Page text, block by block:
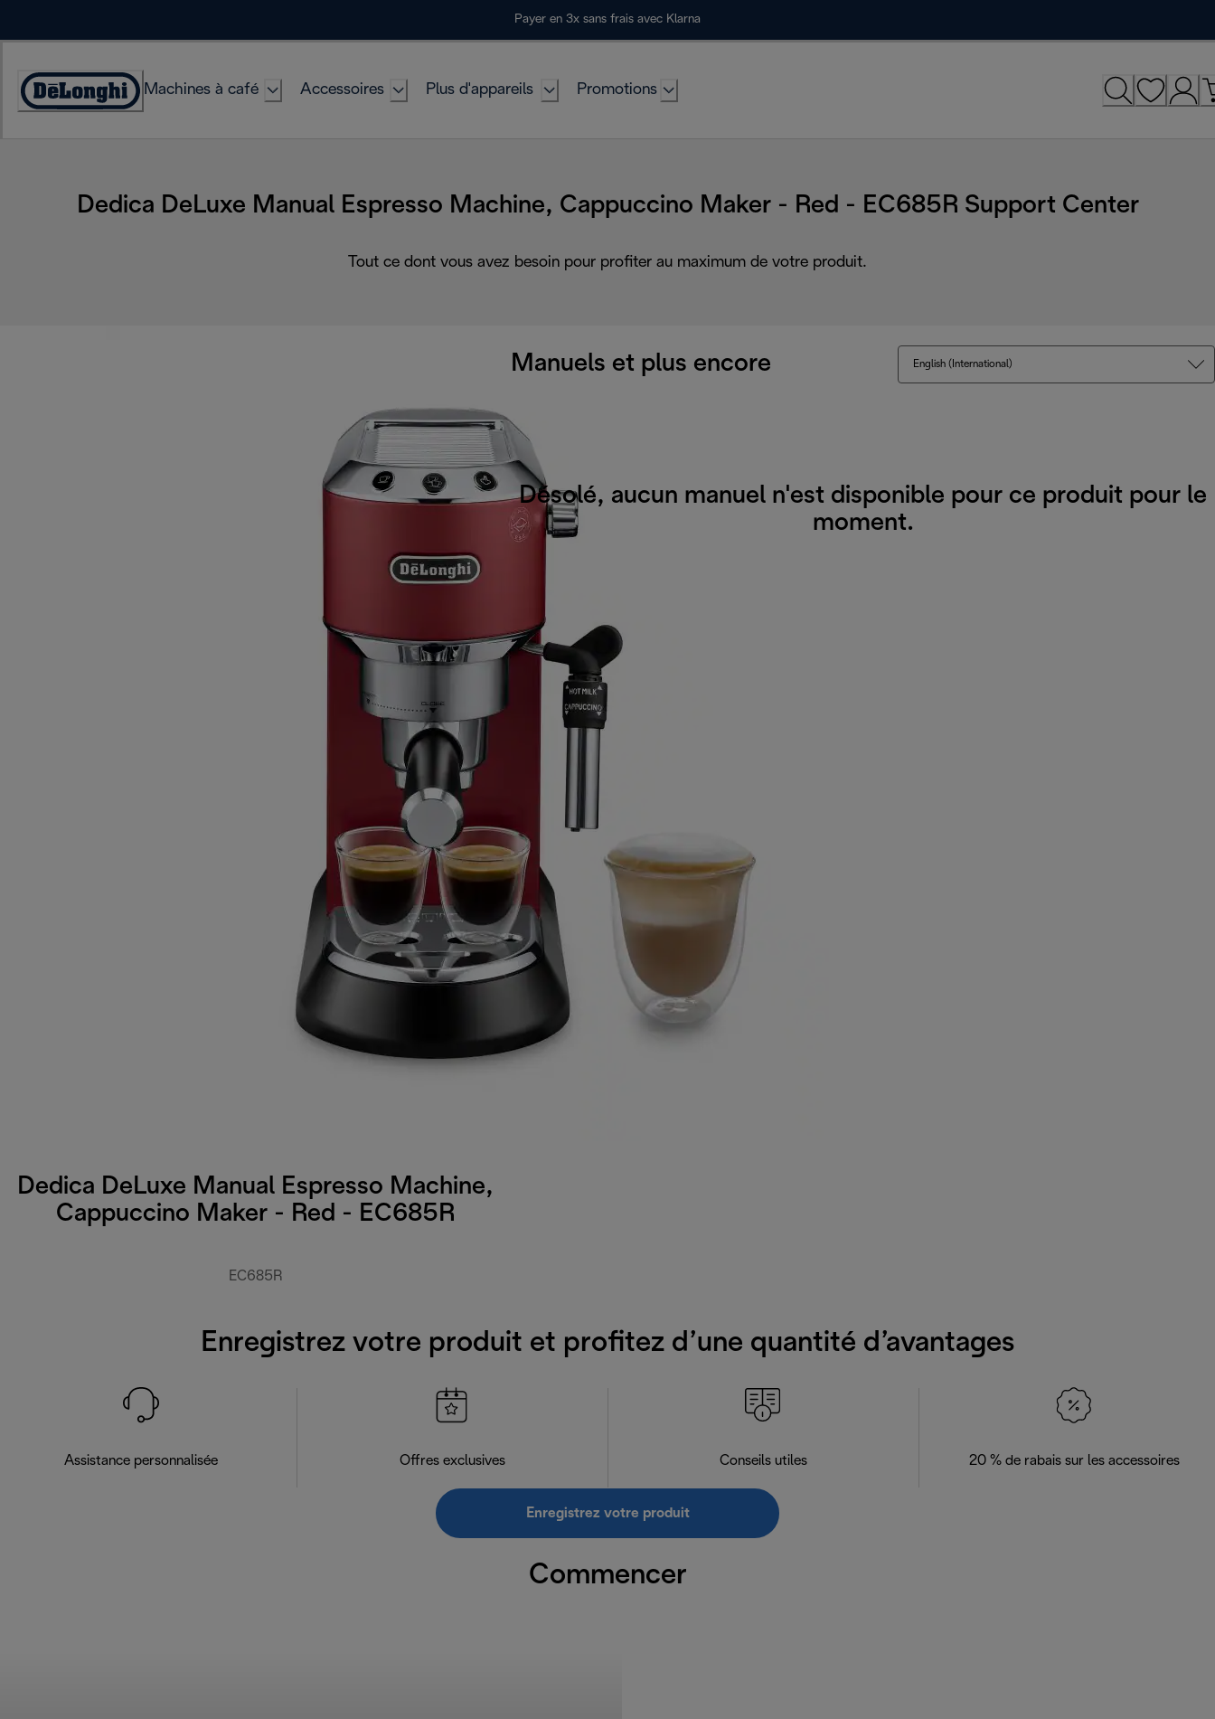
Payer en 3x sans frais avec Klarna
Déclaration
Machines à café Accessoires Plus d'appareils Promotions
Dedica DeLuxe Manual Espresso Machine, Cappuccino Maker - Red - EC685R Support Center
Tout ce dont vous avez besoin pour profiter au maximum de votre produit.
Dedica DeLuxe Manual Espresso Machine,
Cappuccino Maker - Red - EC685R
EC685R
Manuels et plus encore English (International)
Désolé, aucun manuel n'est disponible pour ce produit pour le
moment.
Enregistrez votre produit et profitez d’une quantité d’avantages
Assistance personnalisée Offres exclusives Conseils utiles 20 % de rabais sur les accessoires
Enregistrez votre produit
Commencer